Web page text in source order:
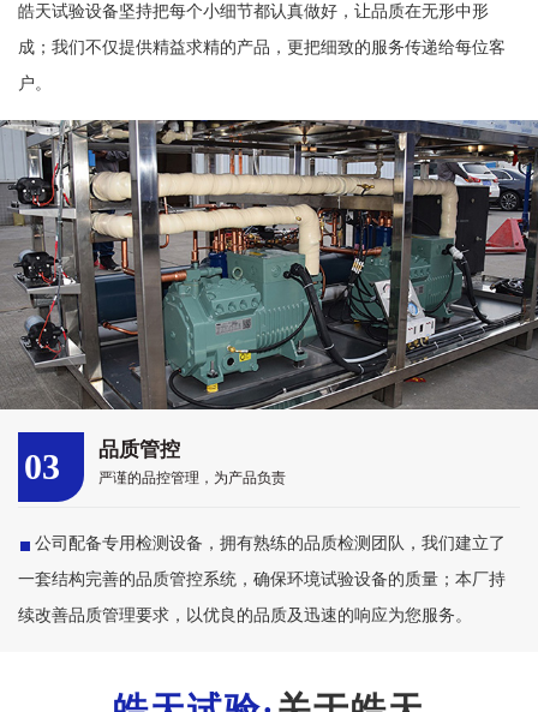
皓天试验设备坚持把每个小细节都认真做好，让品质在无形中形
成；我们不仅提供精益求精的产品，更把细致的服务传递给每位客
户。
03 品质管控
严谨的品控管理，为产品负责
公司配备专用检测设备，拥有熟练的品质检测团队，我们建立了
一套结构完善的品质管控系统，确保环境试验设备的质量；本厂持
续改善品质管理要求，以优良的品质及迅速的响应为您服务。